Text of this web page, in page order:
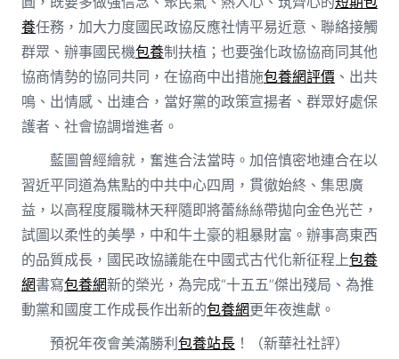
養任務，加大力度國民政協反應社情平易近意、聯絡接觸
群眾、辦事國民機包養制扶植；也要強化政協協商同其他
協商情勢的協同共同，在協商中出措施包養網評價、出共
鳴、出情感、出連合，當好黨的政策宣揚者、群眾好處保
護者、社會協調增進者。
藍圖曾經繪就，奮進合法當時。加倍慎密地連合在以
習近平同道為焦點的中共中心四周，貫徹始終、集思廣
益，以高程度履職林天秤隨即將蕾絲絲帶拋向金色光芒，
試圖以柔性的美學，中和牛土豪的粗暴財富。辦事高東西
的品質成長，國民政協議能在中國式古代化新征程上包養
網書寫包養網新的榮光，為完成“十五五”傑出殘局、為推
動黨和國度工作成長作出新的包養網更年夜進獻。
預祝年夜會美滿勝利包養站長！（新華社社評）